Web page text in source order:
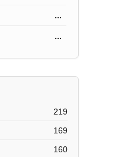
...
...
219
169
160